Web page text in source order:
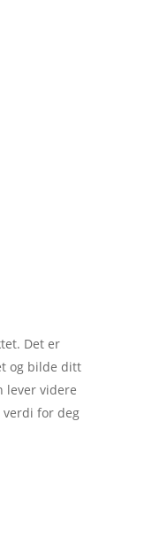
Det er
og bilde ditt
lever videre
for deg